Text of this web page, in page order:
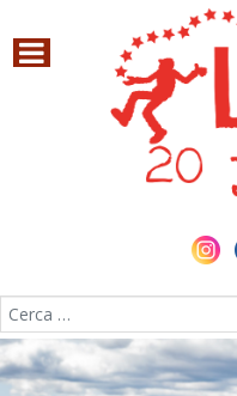
Cerca nel sito